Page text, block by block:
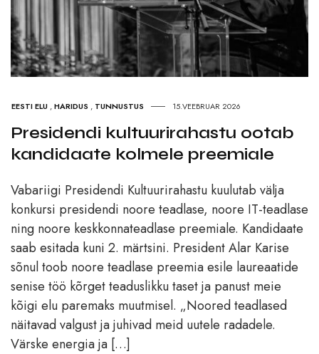
EESTI ELU ,HARIDUS , TUNNUSTUS 15.VEEBRUAR 2026
Presidendi kultuurirahastu ootab
kandidaate kolmele preemiale
Vabariigi Presidendi Kultuurirahastu kuulutab välja
konkursi presidendi noore teadlase, noore IT-teadlase
ning noore keskkonnateadlase preemiale. Kandidaate
saab esitada kuni 2. märtsini. President Alar Karise
sõnul toob noore teadlase preemia esile laureaatide
senise töö kõrget teaduslikku taset ja panust meie
kõigi elu paremaks muutmisel. „Noored teadlased
näitavad valgust ja juhivad meid uutele radadele.
Värske energia ja […]